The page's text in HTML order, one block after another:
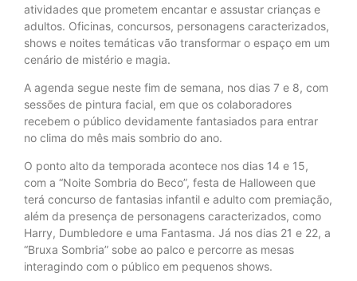
atividades que prometem encantar e assustar crianças e
adultos. Oficinas, concursos, personagens caracterizados,
shows e noites temáticas vão transformar o espaço em um
cenário de mistério e magia.
A agenda segue neste fim de semana, nos dias 7 e 8, com
sessões de pintura facial, em que os colaboradores
recebem o público devidamente fantasiados para entrar
no clima do mês mais sombrio do ano.
O ponto alto da temporada acontece nos dias 14 e 15,
com a “Noite Sombria do Beco”, festa de Halloween que
terá concurso de fantasias infantil e adulto com premiação,
além da presença de personagens caracterizados, como
Harry, Dumbledore e uma Fantasma. Já nos dias 21 e 22, a
“Bruxa Sombria” sobe ao palco e percorre as mesas
interagindo com o público em pequenos shows.